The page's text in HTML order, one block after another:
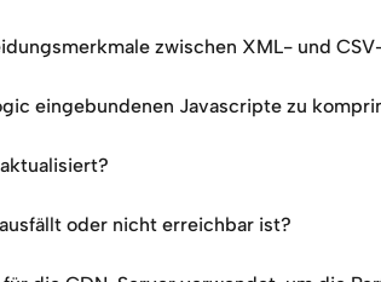
zwischen XML- und
eingebundenen Javascripte zu
oder nicht erreichbar ist?